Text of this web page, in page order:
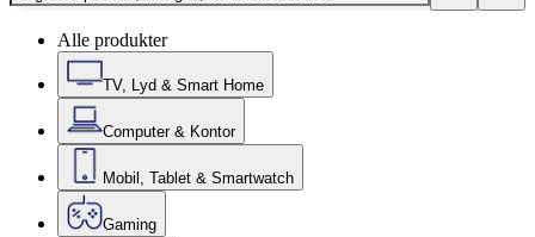
Alle produkter
TV, Lyd & Smart Home
Computer & Kontor
Mobil, Tablet & Smartwatch
Gaming